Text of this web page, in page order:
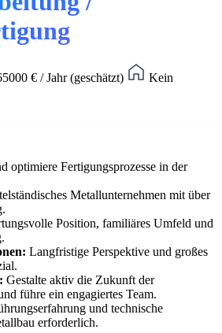
€ / Jahr (geschätzt)
Kein
optimiere Fertigungsprozesse in der
Metallunternehmen mit über
Position, familiäres Umfeld und
Langfristige Perspektive und großes
Gestalte aktiv die Zukunft der
führe ein engagiertes Team.
und technische
erforderlich.